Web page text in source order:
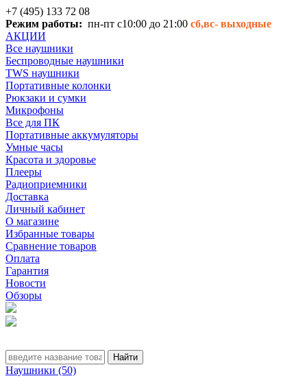
+7 (495) 133 72 08
Режим работы: пн-пт с10:00 до 21:00 сб,вс- выходные
АКЦИИ
Все наушники
Беспроводные наушники
TWS наушники
Портативные колонки
Рюкзаки и сумки
Микрофоны
Все для ПК
Портативные аккумуляторы
Умные часы
Красота и здоровье
Плееры
Радиоприемники
Доставка
Личный кабинет
О магазине
Избранные товары
Сравнение товаров
Оплата
Гарантия
Новости
Обзоры
Наушники (50)